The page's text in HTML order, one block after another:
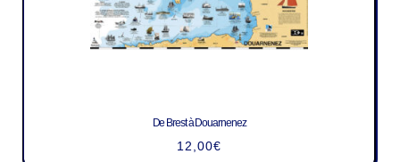
De Brest à Douarnenez
12,00€